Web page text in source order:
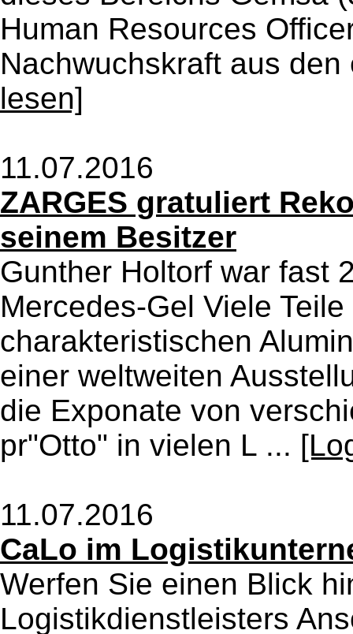
Human Resources
Nachwuchskraft aus
lesen]
11.07.2016
ZARGES gratuliert
seinem Besitzer
Gunther Holtorf war fast
Mercedes-Gel Viele
charakteristischen
einer weltweiten
die Exponate von
pr"Otto" in vielen L ...
11.07.2016
CaLo im
Werfen Sie einen Blick
Logistikdienstleisters